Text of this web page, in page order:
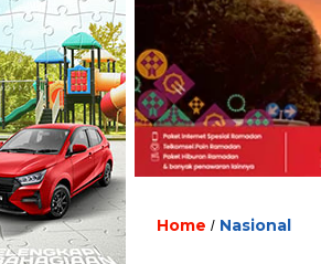
Home / Nasional